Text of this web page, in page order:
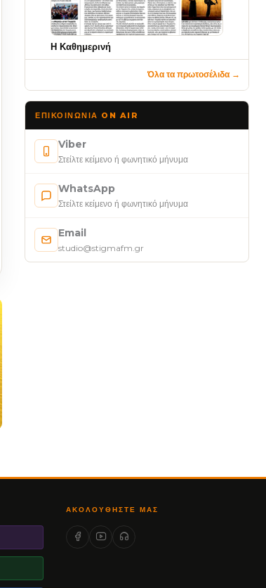
Η Καθημερινή
Όλα τα πρωτοσέλιδα →
ΕΠΙΚΟΙΝΩΝΊΑ ON AIR
Viber
Στείλτε κείμενο ή φωνητικό μήνυμα
WhatsApp
Στείλτε κείμενο ή φωνητικό μήνυμα
Email
studio@stigmafm.gr
ΑΚΟΛΟΥΘΉΣΤΕ ΜΑΣ